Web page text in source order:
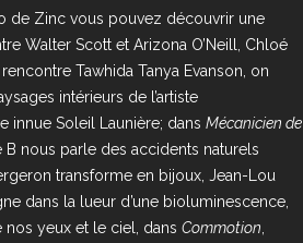
de Zinc vous pouvez découvrir une
Walter Scott et Arizona O’Neill, Chloé
Tawhida Tanya Evanson, on
intérieurs de l’artiste
innue Soleil Launière; dansMécanicien de
B nous parle des accidents naturels
transforme en bijoux, Jean-Lou
dans la lueur d’une bioluminescence,
nos yeux et le ciel, dansCommotion